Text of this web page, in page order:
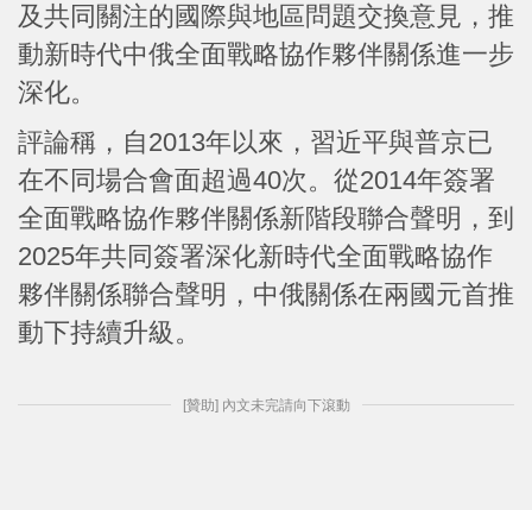
及共同關注的國際與地區問題交換意見，推
動新時代中俄全面戰略協作夥伴關係進一步
深化。
評論稱，自2013年以來，習近平與普京已
在不同場合會面超過40次。從2014年簽署
全面戰略協作夥伴關係新階段聯合聲明，到
2025年共同簽署深化新時代全面戰略協作
夥伴關係聯合聲明，中俄關係在兩國元首推
動下持續升級。
[贊助] 內文未完請向下滾動